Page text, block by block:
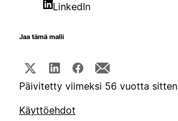
LinkedIn
Jaa tämä malli
Päivitetty viimeksi 56 vuotta sitten
Käyttöehdot